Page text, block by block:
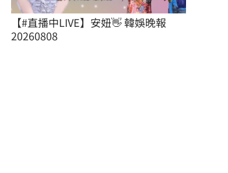
【#直播中LIVE】安妞👋 韓娛晚報
20260808